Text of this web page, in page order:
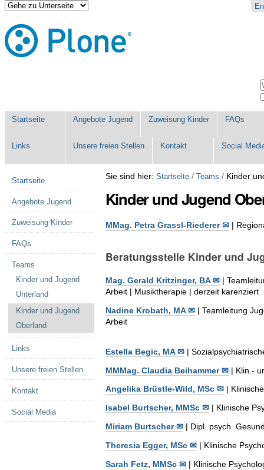
Direkt
zum
Inhalt
|
Direkt
zur
Benutzerspezifische
Werkzeuge
Startseite Angebote Jugend Zuweisung Kinder FAQs
Links Unsere freien Stellen Kontakt Social
Sie sind hier: Startseite / Teams / Kinder
Kinder und Jugend
MMag. Petra Grassl-Riederer ✉|
Beratungsstelle Kinder und
Mag. Gerald Kritzinger, BA ✉|
Arbeit | Musiktherapie | derzeit karenziert
Nadine Krobath, MA ✉| Teamleitung
Arbeit
Estella Begic, MA ✉|
MMMag. Claudia Beihammer ✉| Klin.-
Angelika Brüstle-Wild, MSc ✉|
Isabel Burtscher, MMSc ✉| Klinische
Miriam Burtscher ✉| Dipl. psych.
Theresia Egger, MSc ✉| Klinische
Sarah Fetz, MMSc ✉| Klinische
Startseite
Angebote Jugend
Zuweisung Kinder
FAQs
Teams
Kinder und Jugend
Unterland
Kinder und Jugend
Oberland
Links
Unsere freien Stellen
Kontakt
Social Media